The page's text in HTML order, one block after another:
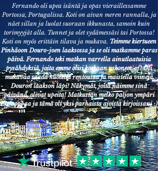
Fernando oli upea isäntä ja opas vieraillessamme
Portossa, Portugalissa. Koti on aivan meren rannalla, ja
näet sillan ja luolat suoraan ikkunasta, samoin kuin
torimyyjät alla. Tunnet ja olet sydämessäsi tai Portossa!
Koti on myös erittäin tilava ja mukava. Teimme kiertueen
Pinhãoon Douro-joen laaksossa ja se oli matkamme paras
päivä. Fernando teki matkan varrella ainutlaatuisia
pysähdyksiä, joita emme olisi koskaan uskoneet of! Oli
mukavaa saada huoletta rentoutua ja maistella viinejä
Douron laakson läpi! Näkymät, joita näimme sinä
päivänä, olivat upeita! Matkustan melko paljon ympäri
Eurooppaa ja tämä oli yksi parhaista ajoista kirjoissani :)
– Melaney